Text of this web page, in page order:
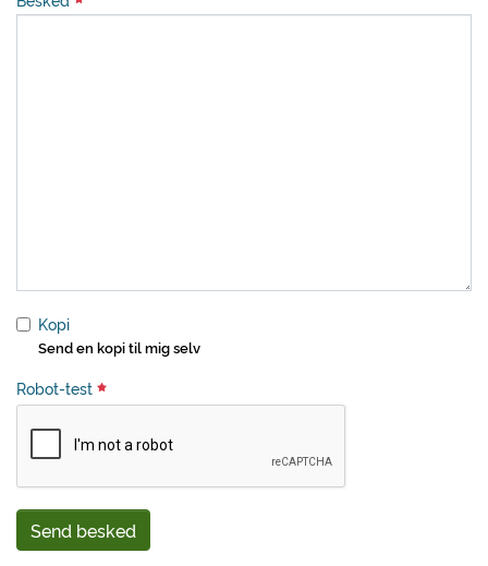
Kopi
Send en kopi til mig selv
Robot-test
Send besked